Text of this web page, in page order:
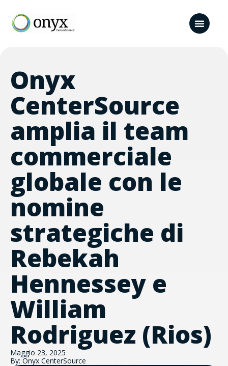
Onyx
CenterSource
amplia il team
commerciale
globale con le
nomine
strategiche di
Rebekah
Hennessey e
William
Rodriguez (Rios)
Maggio 23, 2025
By: Onyx CenterSource